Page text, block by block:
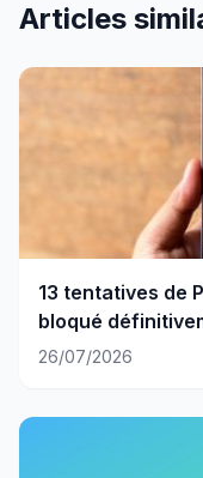
Articles
13 tentatives de
bloqué
26/07/2026